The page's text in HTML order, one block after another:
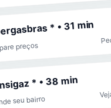
* • 31 min
preços
* • 38 min
seu bairro